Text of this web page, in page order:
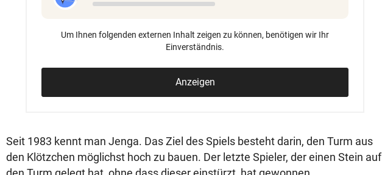
Um Ihnen folgenden externen Inhalt zeigen zu können, benötigen wir Ihr
Einverständnis.
Anzeigen
Seit 1983 kennt man Jenga. Das Ziel des Spiels besteht darin, den Turm aus
den Klötzchen möglichst hoch zu bauen. Der letzte Spieler, der einen Stein auf